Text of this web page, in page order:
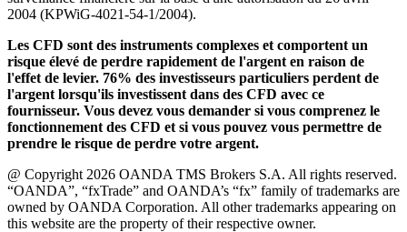
2004 (KPWiG-4021-54-1/2004).
Les CFD sont des instruments complexes et comportent un
risque élevé de perdre rapidement de l'argent en raison de
l'effet de levier. 76% des investisseurs particuliers perdent de
l'argent lorsqu'ils investissent dans des CFD avec ce
fournisseur. Vous devez vous demander si vous comprenez le
fonctionnement des CFD et si vous pouvez vous permettre de
prendre le risque de perdre votre argent.
@ Copyright 2026 OANDA TMS Brokers S.A. All rights reserved.
“OANDA”, “fxTrade” and OANDA’s “fx” family of trademarks are
owned by OANDA Corporation. All other trademarks appearing on
this website are the property of their respective owner.